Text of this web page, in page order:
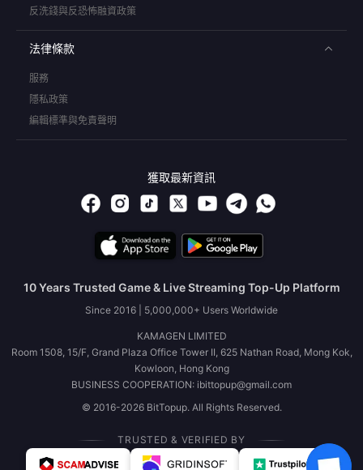
反洗錢與反恐怖融資政策
法律條款
服務
隱私政策
編輯標準與免責聲明
獲取最新資訊
10 Years Trusted Game & Live Streaming Top-Up Platform
Since 2016 | 5,000,000+ Users Worldwide
KAMAGEN LIMITED
Room 1508, 15/F, Grand Plaza Office Tower II, 625 Nathan Road, Mong Kok,
Kowloon, Hong Kong
BUSINESS COOPERATION: ibittopup@gmail.com
© 2016-2026 BitTopup. All Rights Reserved.
TRUSTED & VERIFIED BY